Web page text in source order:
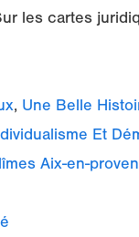
les cartes
, Une Belle
Et
Aix-en-